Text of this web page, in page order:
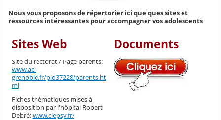
Nous vous proposons de répertorier ici quelques sites et
ressources intéressantes pour accompagner vos adolescents
Sites Web
Site du rectorat / Page parents:
www.ac-
grenoble.fr/pid37228/parents.ht
ml
Fiches thématiques mises à
disposition par l'hôpital Robert
Debré:www.clepsy.fr/
Documents